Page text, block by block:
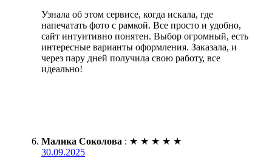
Узнала об этом сервисе, когда искала, где
напечатать фото с рамкой. Все просто и удобно,
сайт интуитивно понятен. Выбор огромный, есть
интересные варианты оформления. Заказала, и
через пару дней получила свою работу, все
идеально!
Малика Соколова : ★ ★ ★ ★ ★
30.09.2025